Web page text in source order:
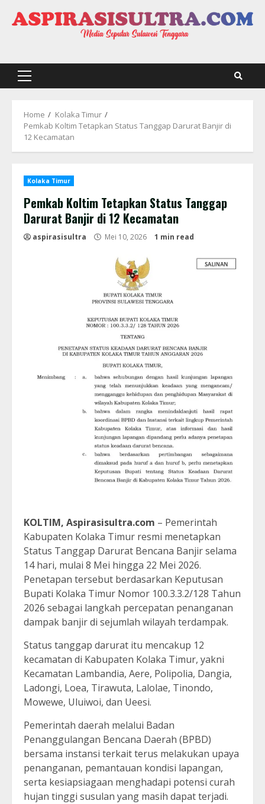
Primary
Home
Kolaka Timur
Pemkab Koltim Tetapkan Status Tanggap Darurat Banjir di
12 Kecamatan
Kolaka Timur
Pemkab Koltim Tetapkan Status Tanggap
Darurat Banjir di 12 Kecamatan
aspirasisultra Mei 10, 2026 1 min read
KOLTIM, Aspirasisultra.com – Pemerintah
Kabupaten Kolaka Timur resmi menetapkan
Status Tanggap Darurat Bencana Banjir selama
14 hari, mulai 8 Mei hingga 22 Mei 2026.
Penetapan tersebut berdasarkan Keputusan
Bupati Kolaka Timur Nomor 100.3.3.2/128 Tahun
2026 sebagai langkah percepatan penanganan
dampak banjir di sejumlah wilayah terdampak.
Status tanggap darurat itu mencakup 12
kecamatan di Kabupaten Kolaka Timur, yakni
Kecamatan Lambandia, Aere, Polipolia, Dangia,
Ladongi, Loea, Tirawuta, Lalolae, Tinondo,
Mowewe, Uluiwoi, dan Ueesi.
Pemerintah daerah melalui Badan
Penanggulangan Bencana Daerah (BPBD)
bersama instansi terkait terus melakukan upaya
penanganan, pemantauan kondisi lapangan,
serta kesiapsiagaan menghadapi potensi curah
hujan tinggi susulan yang masih dapat terjadi.